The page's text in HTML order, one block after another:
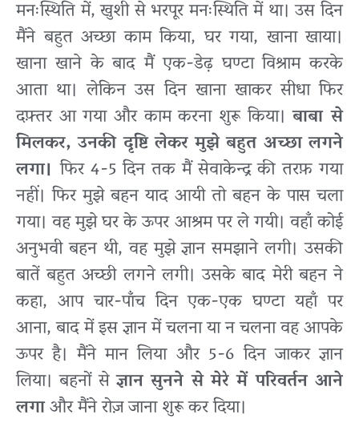
मनःस्थिति में, खुशी से भरपूर मनःस्थिति में था। उस दिन
मैंने बहुत अच्छा काम किया, घर गया, खाना खाया।
खाना खाने के बाद मैं एक-डेढ़ घण्टा विश्राम करके
आता था। लेकिन उस दिन खाना खाकर सीधा फिर
दफ़्तर आ गया और काम करना शुरू किया।बाबा से
मिलकर, उनकी दृष्टि लेकर मुझे बहुत अच्छा लगने
लगा।फिर 4-5 दिन तक मैं सेवाकेन्द्र की तरफ़ गया
नहीं। फिर मुझे बहन याद आयी तो बहन के पास चला
गया। वह मुझे घर के ऊपर आश्रम पर ले गयी। वहाँ कोई
अनुभवी बहन थी, वह मुझे ज्ञान समझाने लगी। उसकी
बातें बहुत अच्छी लगने लगी। उसके बाद मेरी बहन ने
कहा, आप चार-पाँच दिन एक-एक घण्टा यहाँ पर
आना, बाद में इस ज्ञान में चलना या न चलना वह आपके
ऊपर है। मैंने मान लिया और 5-6 दिन जाकर ज्ञान
लिया। बहनों सेज्ञान सुनने से मेरे में परिवर्तन आने
लगाऔर मैंने रोज़ जाना शुरू कर दिया।